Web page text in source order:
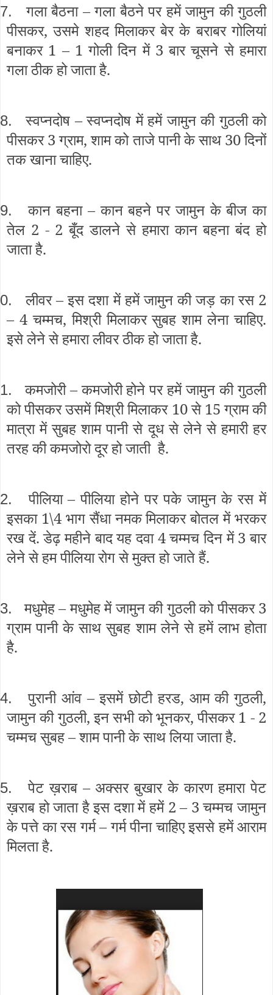
गला बैठना – गला बैठने पर हमें जामुन की गुठली
पीसकर, उसमे शहद मिलाकर बेर के बराबर गोलियां
बनाकर 1 – 1 गोली दिन में 3 बार चूसने से हमारा
गला ठीक हो जाता है.
स्वप्नदोष – स्वप्नदोष में हमें जामुन की गुठली को
पीसकर 3 ग्राम, शाम को ताजे पानी के साथ 30 दिनों
तक खाना चाहिए.
कान बहना – कान बहने पर जामुन के बीज का
तेल 2 - 2 बूँद डालने से हमारा कान बहना बंद हो
जाता है.
लीवर – इस दशा में हमें जामुन की जड़ का रस 2
– 4 चम्मच, मिश्री मिलाकर सुबह शाम लेना चाहिए.
इसे लेने से हमारा लीवर ठीक हो जाता है.
कमजोरी – कमजोरी होने पर हमें जामुन की गुठली
को पीसकर उसमें मिश्री मिलाकर 10 से 15 ग्राम की
मात्रा में सुबह शाम पानी से दूध से लेने से हमारी हर
तरह की कमजोरो दूर हो जाती है.
पीलिया – पीलिया होने पर पके जामुन के रस में
इसका 1\4 भाग सैंधा नमक मिलाकर बोतल में भरकर
रख दें. डेढ़ महीने बाद यह दवा 4 चम्मच दिन में 3 बार
लेने से हम पीलिया रोग से मुक्त हो जाते हैं.
मधुमेह – मधुमेह में जामुन की गुठली को पीसकर 3
ग्राम पानी के साथ सुबह शाम लेने से हमें लाभ होता
है.
पुरानी आंव – इसमें छोटी हरड, आम की गुठली,
जामुन की गुठली, इन सभी को भूनकर, पीसकर 1 - 2
चम्मच सुबह – शाम पानी के साथ लिया जाता है.
पेट ख़राब – अक्सर बुखार के कारण हमारा पेट
ख़राब हो जाता है इस दशा में हमें 2 – 3 चम्मच जामुन
के पत्ते का रस गर्म – गर्म पीना चाहिए इससे हमें आराम
मिलता है.